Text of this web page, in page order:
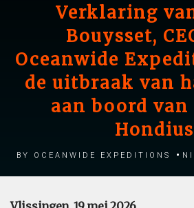
Verklaring
Bouysset,
Oceanwide
de uitbraak van
aan boord van
Hondius
by Oceanwide Expeditions